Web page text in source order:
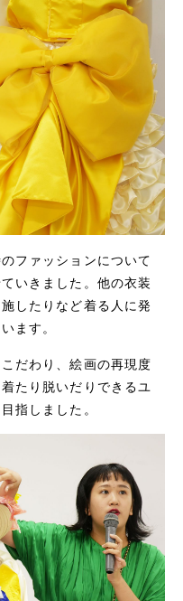
ファッションについて
いきました。他の衣装
したりなど着る人に発
ます。
だわり、絵画の再現度
たり脱いだりできるユ
指しました。